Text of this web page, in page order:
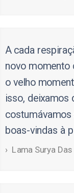
A cada
novo momento
o velho
isso, deixamos
costumávamos
boas-vindas à
Lama Surya Das